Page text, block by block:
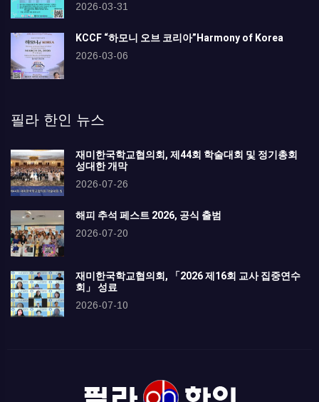
2026-03-31
KCCF “하모니 오브 코리아”Harmony of Korea
2026-03-06
필라 한인 뉴스
재미한국학교협의회, 제44회 학술대회 및 정기총회
성대한 개막
2026-07-26
해피 추석 페스트 2026, 공식 출범
2026-07-20
재미한국학교협의회, 「2026 제16회 교사 집중연수
회」 성료
2026-07-10